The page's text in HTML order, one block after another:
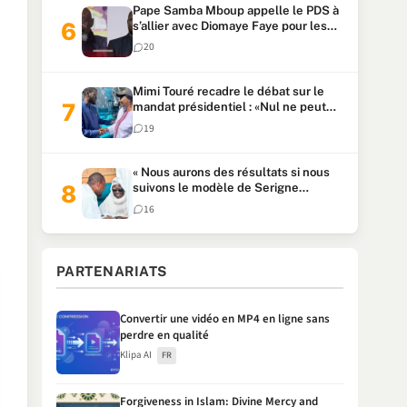
Pape Samba Mboup appelle le PDS à
s’allier avec Diomaye Faye pour les
locales et tacle Sonko
20
Mimi Touré recadre le débat sur le
mandat présidentiel : «Nul ne peut
faire plus de deux mandats
consécutifs de 5 ans»
19
« Nous aurons des résultats si nous
suivons le modèle de Serigne
Touba » : Ousmane Sonko au Khalife
Serigne Mountakha
16
PARTENARIATS
Convertir une vidéo en MP4 en ligne sans
perdre en qualité
Klipa AI FR
Forgiveness in Islam: Divine Mercy and